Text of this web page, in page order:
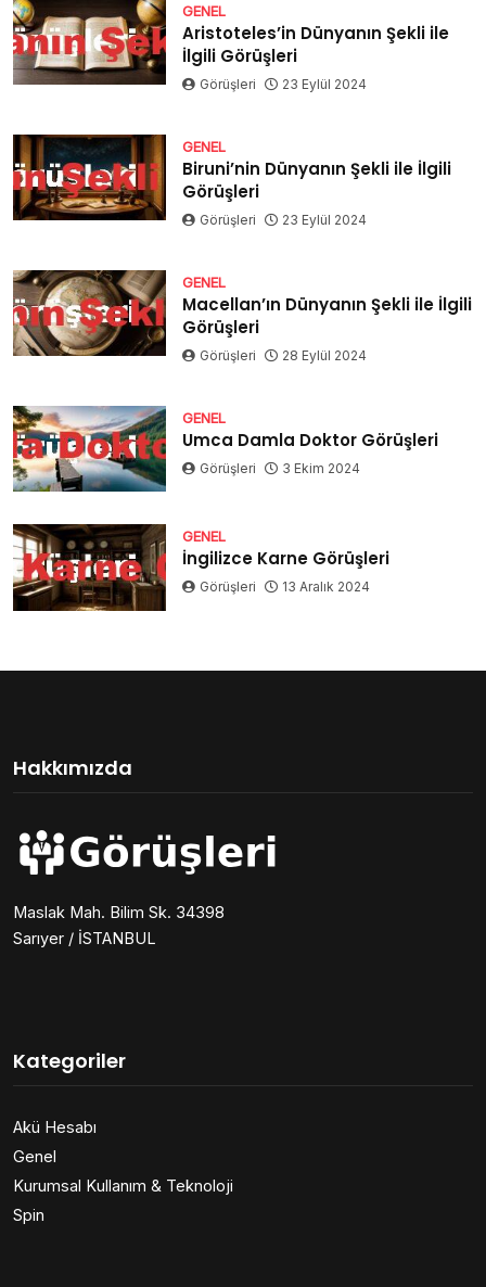
GENEL
Aristoteles’in Dünyanın Şekli ile
İlgili Görüşleri
Görüşleri 23 Eylül 2024
GENEL
Biruni’nin Dünyanın Şekli ile İlgili
Görüşleri
Görüşleri 23 Eylül 2024
GENEL
Macellan’ın Dünyanın Şekli ile İlgili
Görüşleri
Görüşleri 28 Eylül 2024
GENEL
Umca Damla Doktor Görüşleri
Görüşleri 3 Ekim 2024
GENEL
İngilizce Karne Görüşleri
Görüşleri 13 Aralık 2024
Hakkımızda
Maslak Mah. Bilim Sk. 34398
Sarıyer / İSTANBUL
Kategoriler
Akü Hesabı
Genel
Kurumsal Kullanım & Teknoloji
Spin